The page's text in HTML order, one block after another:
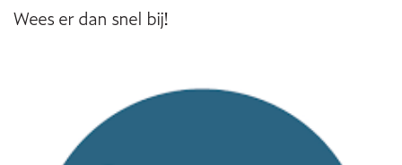
Wees er dan snel bij!